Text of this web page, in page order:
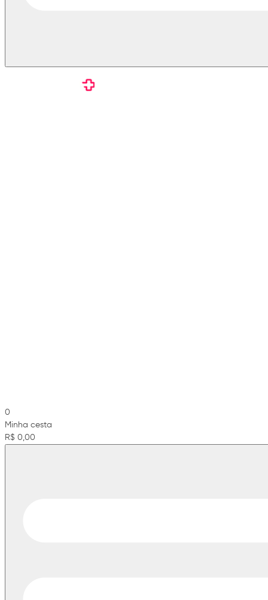
0
Minha cesta
R$ 0,00